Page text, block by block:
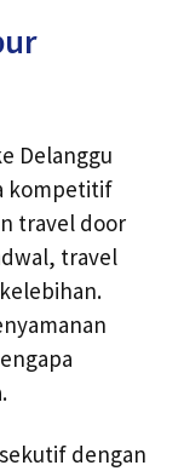
Delanggu
kompetitif
travel door
travel
dengan